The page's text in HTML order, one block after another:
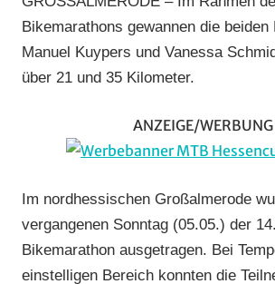
Bikemarathons gewannen die
Manuel Kuypers und Vanessa
über 21 und 35 Kilometer.
ANZEIGE/WERBUNG
Im nordhessischen Großalmerode
vergangenen Sonntag (05.05.) der
Bikemarathon ausgetragen. Bei
einstelligen Bereich konnten die